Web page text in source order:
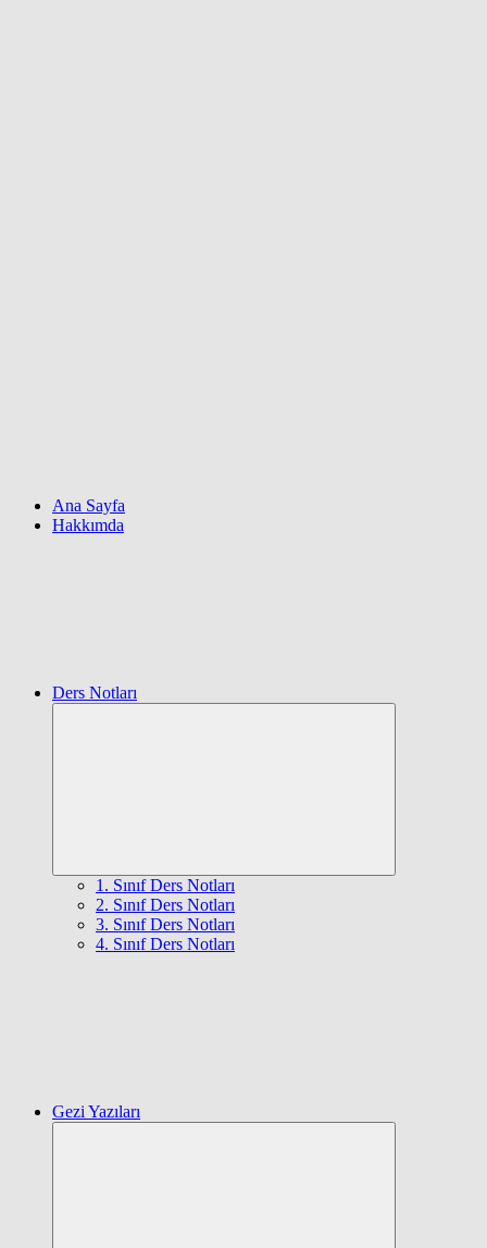
Ana Sayfa
Hakkımda
Ders Notları
1. Sınıf Ders Notları
2. Sınıf Ders Notları
3. Sınıf Ders Notları
4. Sınıf Ders Notları
Gezi Yazıları